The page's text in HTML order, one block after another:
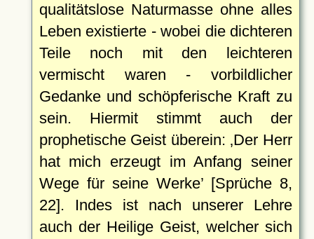
qualitätslose Naturmasse ohne alles
Leben existierte - wobei die dichteren
Teile noch mit den leichteren
vermischt waren - vorbildlicher
Gedanke und schöpferische Kraft zu
sein. Hiermit stimmt auch der
prophetische Geist überein: Der Herr
hat mich erzeugt im Anfang seiner
Wege für seine Werke[Sprüche 8,
22]. Indes ist nach unserer Lehre
auch der Heilige Geist, welcher sich